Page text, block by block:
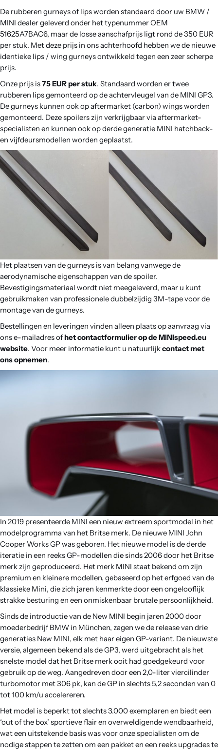
De rubberen gurneys of lips worden standaard door uw BMW /
MINI dealer geleverd onder het typenummer OEM
51625A7BAC6, maar de losse aanschafprijs ligt rond de 350 EUR
per stuk. Met deze prijs in ons achterhoofd hebben we de nieuwe
identieke lips / wing gurneys ontwikkeld tegen een zeer scherpe
prijs.
Onze prijs is75 EUR per stuk. Standaard worden er twee
rubberen lips gemonteerd op de achtervleugel van de MINI GP3.
De gurneys kunnen ook op aftermarket (carbon) wings worden
gemonteerd. Deze spoilers zijn verkrijgbaar via aftermarket-
specialisten en kunnen ook op derde generatie MINI hatchback-
en vijfdeursmodellen worden geplaatst.
Het plaatsen van de gurneys is van belang vanwege de
aerodynamische eigenschappen van de spoiler.
Bevestigingsmateriaal wordt niet meegeleverd, maar u kunt
gebruikmaken van professionele dubbelzijdig 3M-tape voor de
montage van de gurneys.
Bestellingen en leveringen vinden alleen plaats op aanvraag via
ons e-mailadres of het contactformulier op de MINIspeed.eu
website. Voor meer informatie kunt u natuurlijkcontact met
ons opnemen.
In 2019 presenteerde MINI een nieuw extreem sportmodel in het
modelprogramma van het Britse merk. De nieuwe MINI John
Cooper Works GP was geboren. Het nieuwe model is de derde
iteratie in een reeks GP-modellen die sinds 2006 door het Britse
merk zijn geproduceerd. Het merk MINI staat bekend om zijn
premium en kleinere modellen, gebaseerd op het erfgoed van de
klassieke Mini, die zich jaren kenmerkte door een ongelooflijk
strakke besturing en een onmiskenbaar brutale persoonlijkheid.
Sinds de introductie van de New MINI begin jaren 2000 door
moederbedrijf BMW in München, zagen we de release van drie
generaties New MINI, elk met haar eigen GP-variant. De nieuwste
versie, algemeen bekend als de GP3, werd uitgebracht als het
snelste model dat het Britse merk ooit had goedgekeurd voor
gebruik op de weg. Aangedreven door een 2,0-liter viercilinder
turbomotor met 306 pk, kan de GP in slechts 5,2 seconden van 0
tot 100 km/u accelereren.
Het model is beperkt tot slechts 3.000 exemplaren en biedt een
‘out of the box’ sportieve flair en overweldigende wendbaarheid,
wat een uitstekende basis was voor onze specialisten om de
nodige stappen te zetten om een ​​pakket en een reeks upgrades te